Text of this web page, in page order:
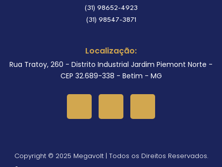
(31) 98652-4923
(31) 98547-3871
Localização:
Rua Tratoy, 260 - Distrito Industrial Jardim Piemont Norte -
CEP 32.689-338 - Betim - MG
Copyright © 2025 Megavolt | Todos os Direitos Reservados.